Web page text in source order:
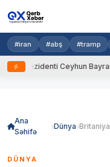
#iran #abş #tramp
Ceyhun Bayramovu
Ana
Səhifə
Dünya
DÜNYA